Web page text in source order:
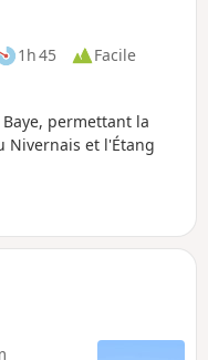
1h 45
Facile
permettant la
Nivernais et l'Étang